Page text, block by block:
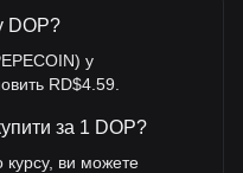
DOP?
у
RD$4.59.
за 1 DOP?
курсу, ви можете